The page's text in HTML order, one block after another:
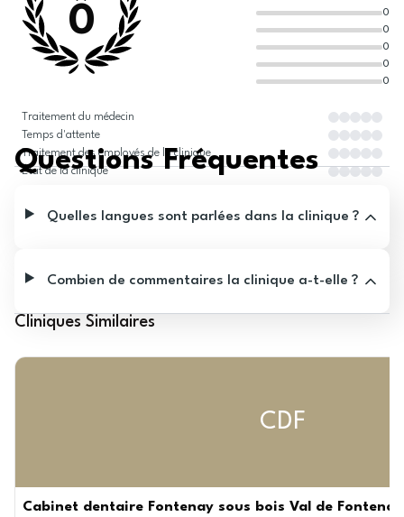
0
0
0
0
0
0
Traitement du médecin
Temps d'attente
Traitement des employés de la clinique
État de la clinique
Questions Fréquentes
Quelles langues sont parlées dans la clinique ?
Combien de commentaires la clinique a-t-elle ?
Cliniques Similaires
CDF
Cabinet dentaire Fontenay sous bois Val de